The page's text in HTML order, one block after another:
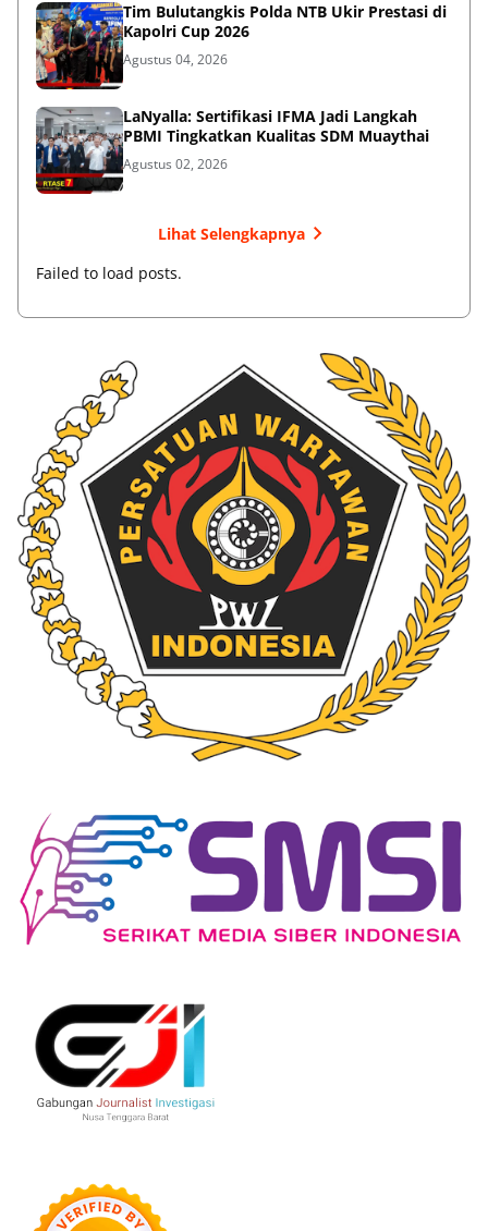
Tim Bulutangkis Polda NTB Ukir Prestasi di
Kapolri Cup 2026
Agustus 04, 2026
LaNyalla: Sertifikasi IFMA Jadi Langkah
PBMI Tingkatkan Kualitas SDM Muaythai
Agustus 02, 2026
Lihat Selengkapnya
Failed to load posts.